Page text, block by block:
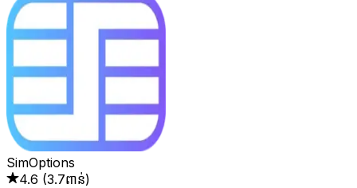
SimOptions
4.6 (3.7ពាន់)